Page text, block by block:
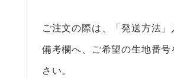
ご注文の際は、「発送方法
備考欄へ、ご希望の生地番
さい。